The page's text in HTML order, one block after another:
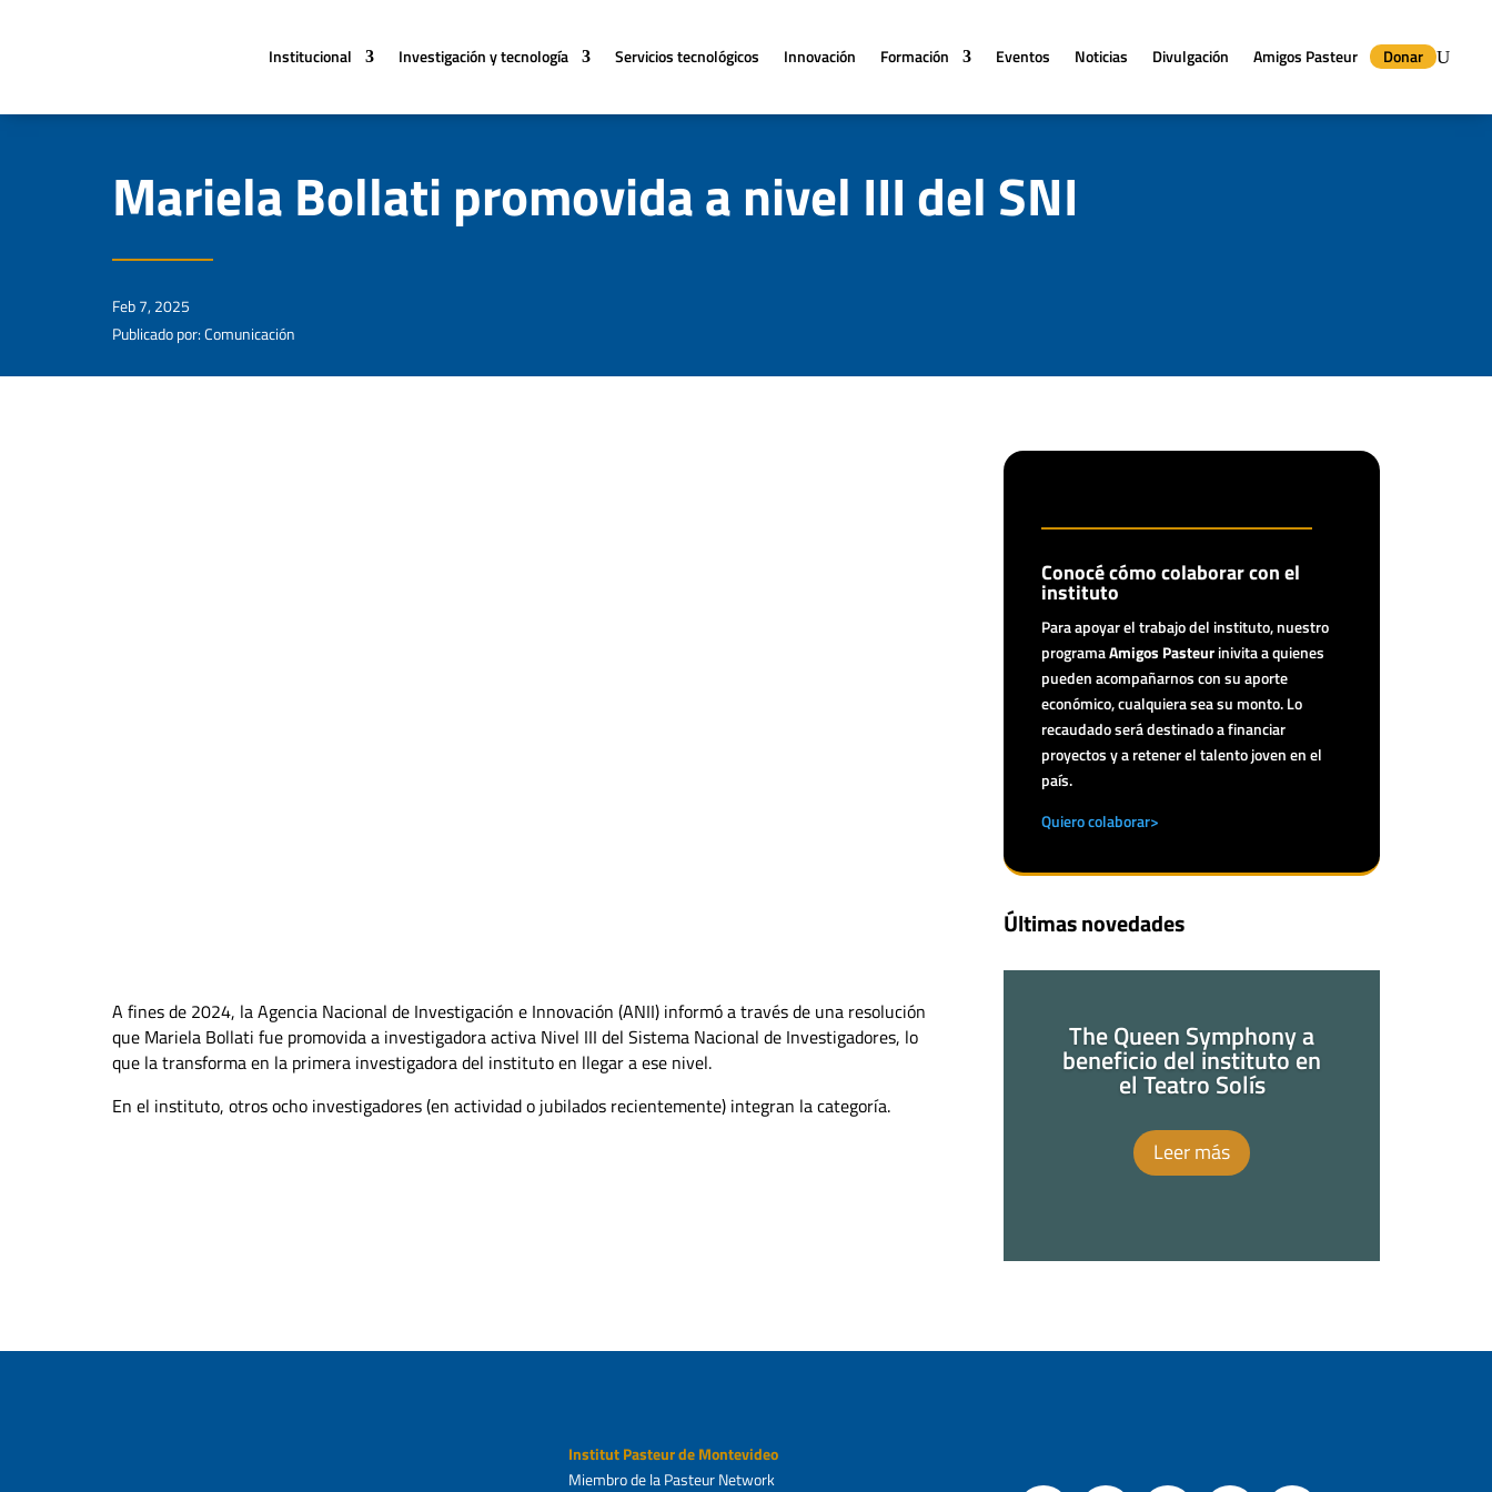
Institucional Investigación y tecnología Servicios tecnológicos Innovación Formación Eventos Noticias Divulgación Amigos Pasteur Donar
Mariela Bollati promovida a nivel III del SNI
Feb 7, 2025
Publicado por: Comunicación
A fines de 2024, la Agencia Nacional de Investigación e Innovación (ANII) informó a través de una resolución
que Mariela Bollati fue promovida a investigadora activa Nivel III del Sistema Nacional de Investigadores, lo
que la transforma en la primera investigadora del instituto en llegar a ese nivel.
En el instituto, otros ocho investigadores (en actividad o jubilados recientemente) integran la categoría.
Conocé cómo colaborar con el
instituto
Para apoyar el trabajo del instituto, nuestro
programaAmigos Pasteurinivita a quienes
pueden acompañarnos con su aporte
económico, cualquiera sea su monto. Lo
recaudado será destinado a financiar
proyectos y a retener el talento joven en el
país.
Quiero colaborar>
Últimas novedades
The Queen Symphony a
beneficio del instituto en
el Teatro Solís
Leer más
Institut Pasteur de Montevideo
Miembro de la Pasteur Network